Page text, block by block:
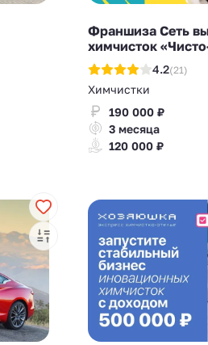
Франшиза Сеть
химчисток
4.2(21)
Химчистки
190 000 ₽
3 месяца
120 000 ₽